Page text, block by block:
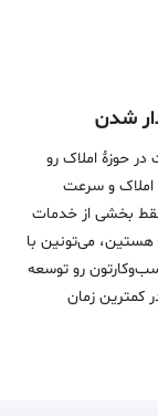
خدمات در حوزۀ املاک رو
املاک و سرعت
بخشی از خدمات
هستین، می‌تونین با
رو توسعه
خریدار هستین، با 2نبش در کمترین زمان